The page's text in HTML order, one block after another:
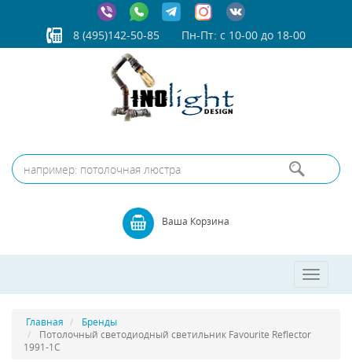
8 (495)142-50-85 Пн-Пт: с 10-00 до 18-00
Ваша Корзина
Toggle
Главная
Бренды
Потолочный светодиодный светильник Favourite Reflector
1991-1C